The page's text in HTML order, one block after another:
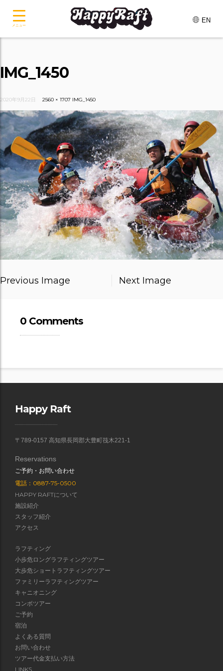
EN
IMG_1450
2020年9月22日 2560 × 1707 IMG_1450
Previous Image Next Image
0 Comments
Happy Raft
〒789-0157 高知県長岡郡大豊町筏木221-1
Reservations
ご予約・お問い合わせ
電話：0887-75-0500
HAPPY RAFTについて
施設紹介
スタッフ紹介
アクセス
ラフティング
小歩危ロングラフティングツアー
大歩危ショートラフティングツアー
ファミリーラフティングツアー
キャニオニング
コンボツアー
ご予約
宿泊
よくある質問
お問い合わせ
ツアー代金支払い方法
LINKS
メニュー